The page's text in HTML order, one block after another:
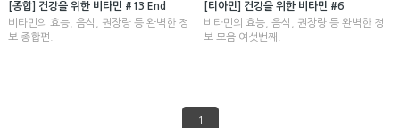
[종합] 건강을 위한 비타민 #13 End
비타민의 효능, 음식, 권장량 등 완벽한 정
보 종합편.
[티아민] 건강을 위한 비타민 #6
비타민의 효능, 음식, 권장량 등 완벽한 정
보 모음 여섯번째.
1